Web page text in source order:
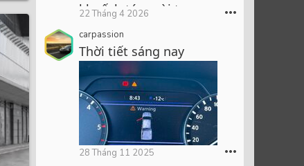
khuếch tán mùi trong
phạm vi nhỏ, mùi hương
dễ bị biến đổi và khó tạo
cảm giác đồng đều trong
toàn bộ cabin. Ngược lại,
bộ khuếch tán nước hoa
Air Balance
được đánh giá cao nhờ
22 Tháng 4 2026 •••
carpassion
Thời tiết sáng nay
28 Tháng 11 2025 •••